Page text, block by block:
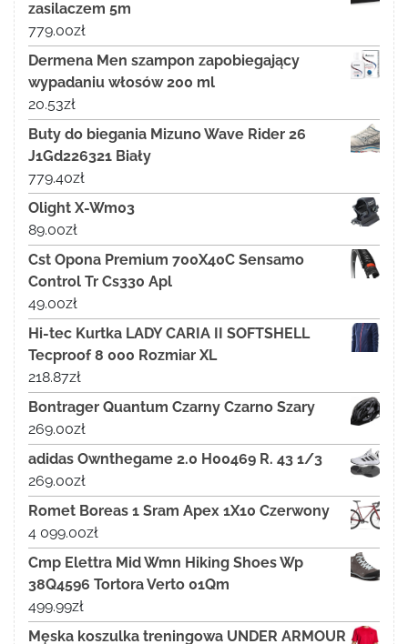
zasilaczem 5m
779.00zł
Dermena Men szampon zapobiegający
wypadaniu włosów 200 ml
20.53zł
Buty do biegania Mizuno Wave Rider 26
J1Gd226321 Biały
779.40zł
Olight X-Wm03
89.00zł
Cst Opona Premium 700X40C Sensamo
Control Tr Cs330 Apl
49.00zł
Hi-tec Kurtka LADY CARIA II SOFTSHELL
Tecproof 8 000 Rozmiar XL
218.87zł
Bontrager Quantum Czarny Czarno Szary
269.00zł
adidas Ownthegame 2.0 H00469 R. 43 1/3
269.00zł
Romet Boreas 1 Sram Apex 1X10 Czerwony
4 099.00zł
Cmp Elettra Mid Wmn Hiking Shoes Wp
38Q4596 Tortora Verto 01Qm
499.99zł
Męska koszulka treningowa UNDER ARMOUR